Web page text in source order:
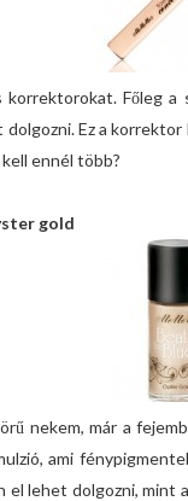
korrektorokat. Főleg
Ez a
ennél több?
gold
nekem, már a
ami
el lehet dolgozni, mint